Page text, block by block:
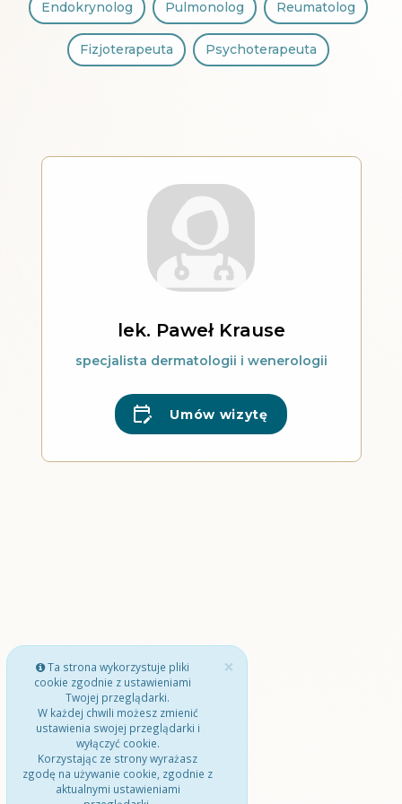
Endokrynolog Pulmonolog Reumatolog
Fizjoterapeuta Psychoterapeuta
lek. Paweł Krause
specjalista dermatologii i wenerologii
Umów wizytę
×
Ta strona wykorzystuje pliki
cookie zgodnie z ustawieniami
Twojej przeglądarki.
W każdej chwili możesz zmienić
ustawienia swojej przeglądarki i
wyłączyć cookie.
Korzystając ze strony wyrażasz
zgodę na używanie cookie, zgodnie z
aktualnymi ustawieniami